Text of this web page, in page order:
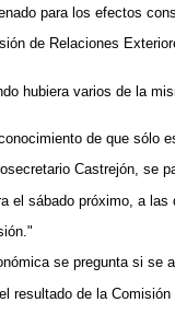
para los efectos
de Relaciones
hubiera varios de la
de que
Castrejón,
sábado próximo, a
se pregunta si
resultado de la Comisión